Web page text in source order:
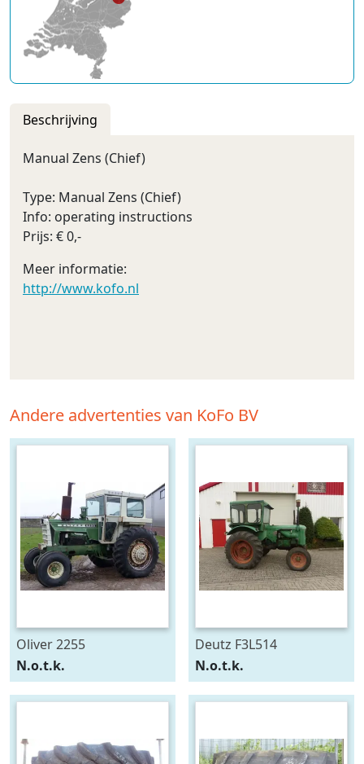
Beschrijving
Manual Zens (Chief)
Type: Manual Zens (Chief)
Info: operating instructions
Prijs: € 0,-
Meer informatie:
http://www.kofo.nl
Andere advertenties van KoFo BV
Oliver 2255
N.o.t.k.
Deutz F3L514
N.o.t.k.